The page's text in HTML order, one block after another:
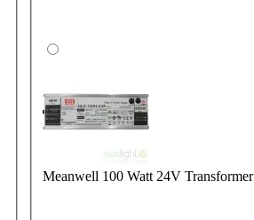
Meanwell 100 Watt 24V Transformer